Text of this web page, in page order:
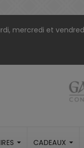
mercredi et
CADEAUX